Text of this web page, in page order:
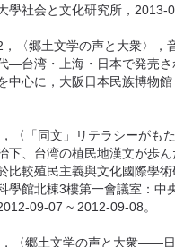
學社会と文化研究所，2013-
〈郷土文学の声と大衆〉，
―台湾・上海・日本で発売さ
中心に，大阪日本民族博物
〈「同文」リテラシーがも
下、台湾の植民地漢文が歩
比較殖民主義與文化國際學術
學館北棟3樓第一會議室：中
09-07 ~ 2012-09-08。
〈郷土文学の声と大衆——